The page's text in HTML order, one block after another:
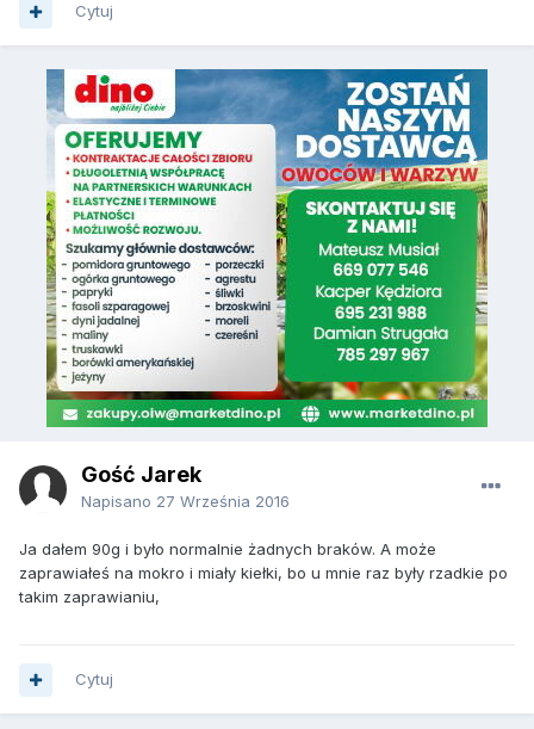
Cytuj
Gość Jarek
Napisano 27 Września 2016
Ja dałem 90g i było normalnie żadnych braków. A może
zaprawiałeś na mokro i miały kiełki, bo u mnie raz były rzadkie po
takim zaprawianiu,
Cytuj